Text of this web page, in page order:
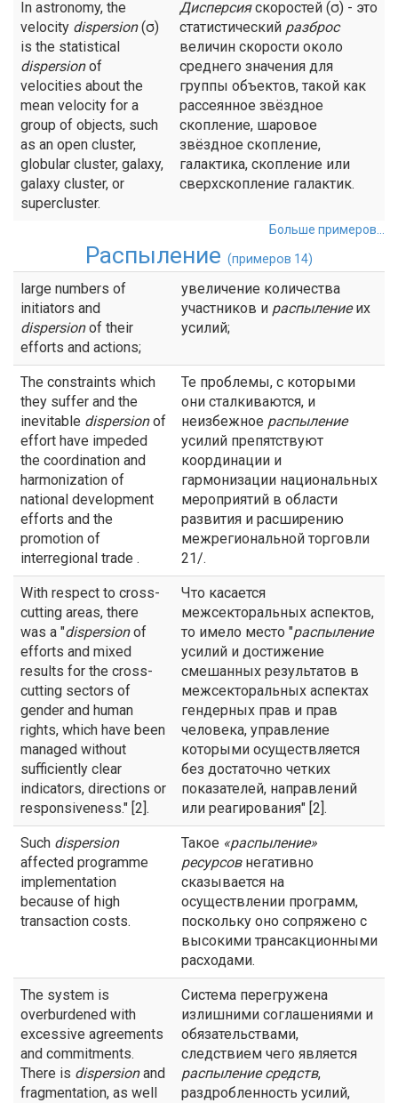
In astronomy, the
velocity dispersion(σ)
is the statistical
dispersionof
velocities about the
mean velocity for a
group of objects, such
as an open cluster,
globular cluster, galaxy,
galaxy cluster, or
supercluster.
Дисперсияскоростей (σ) - это
статистический разброс
величин скорости около
среднего значения для
группы объектов, такой как
рассеянное звёздное
скопление, шаровое
звёздное скопление,
галактика, скопление или
сверхскопление галактик.
Больше примеров...
Распыление (примеров 14)
large numbers of
initiators and
dispersionof their
efforts and actions;
увеличение количества
участников и распылениеих
усилий;
The constraints which
they suffer and the
inevitable dispersionof
effort have impeded
the coordination and
harmonization of
national development
efforts and the
promotion of
interregional trade .
Те проблемы, с которыми
они сталкиваются, и
неизбежное распыление
усилий препятствуют
координации и
гармонизации национальных
мероприятий в области
развития и расширению
межрегиональной торговли
21/.
With respect to cross-
cutting areas, there
was a "dispersionof
efforts and mixed
results for the cross-
cutting sectors of
gender and human
rights, which have been
managed without
sufficiently clear
indicators, directions or
responsiveness." [2].
Что касается
межсекторальных аспектов,
то имело место "распыление
усилий и достижение
смешанных результатов в
межсекторальных аспектах
гендерных прав и прав
человека, управление
которыми осуществляется
без достаточно четких
показателей, направлений
или реагирования" [2].
Such dispersion
affected programme
implementation
because of high
transaction costs.
Такое «распыление»
ресурсовнегативно
сказывается на
осуществлении программ,
поскольку оно сопряжено с
высокими трансакционными
расходами.
The system is
overburdened with
excessive agreements
and commitments.
There is dispersionand
fragmentation, as well
Система перегружена
излишними соглашениями и
обязательствами,
следствием чего является
распылениесредств,
раздробленность усилий,